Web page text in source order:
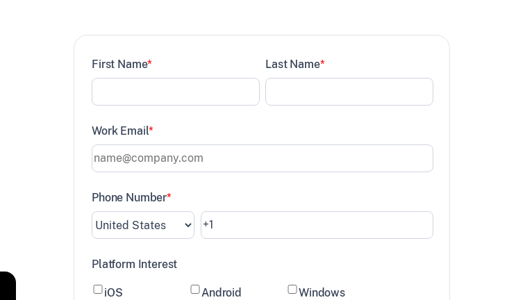
First Name* Last Name*
Work Email*
Phone Number*
Platform Interest
iOS Android
Windows